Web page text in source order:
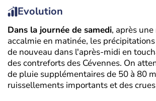
Evolution
Dans la journée de samedi, après
accalmie en matinée, les
de nouveau dans l'après-midi en
des contreforts des Cévennes. On
de pluie supplémentaires de 50 à 80
ruissellements importants et des